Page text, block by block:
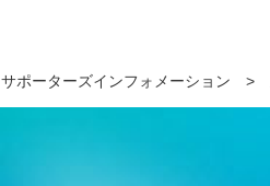
サポーターズインフォメーション >